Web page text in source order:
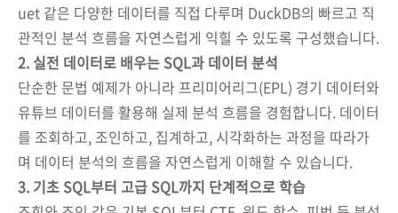
uet 같은 다양한 데이터를 직접 다루며 DuckDB의 빠르고 직
관적인 분석 흐름을 자연스럽게 익힐 수 있도록 구성했습니다.
2. 실전 데이터로 배우는 SQL과 데이터 분석
단순한 문법 예제가 아니라 프리미어리그(EPL) 경기 데이터와
유튜브 데이터를 활용해 실제 분석 흐름을 경험합니다. 데이터
를 조회하고, 조인하고, 집계하고, 시각화하는 과정을 따라가
며 데이터 분석의 흐름을 자연스럽게 이해할 수 있습니다.
3. 기초 SQL부터 고급 SQL까지 단계적으로 학습